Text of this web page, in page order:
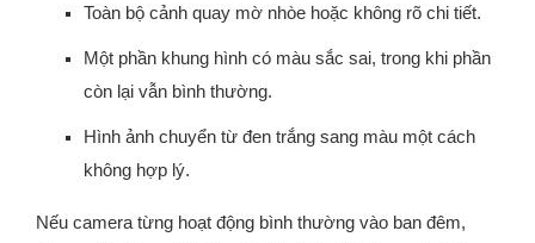
Toàn bộ cảnh quay mờ nhòe hoặc không rõ chi tiết.
Một phần khung hình có màu sắc sai, trong khi phần
còn lại vẫn bình thường.
Hình ảnh chuyển từ đen trắng sang màu một cách
không hợp lý.
Nếu camera từng hoạt động bình thường vào ban đêm,